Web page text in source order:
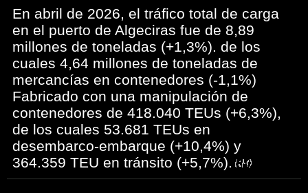
En abril de 2026, el tráfico total de carga
en el puerto de Algeciras fue de 8,89
millones de toneladas (+1,3%). de los
cuales 4,64 millones de toneladas de
mercancías en contenedores (-1,1%)
Fabricado con una manipulación de
contenedores de 418.040 TEUs (+6,3%),
de los cuales 53.681 TEUs en
desembarco-embarque (+10,4%) y
364.359 TEU en tránsito (+5,7%).